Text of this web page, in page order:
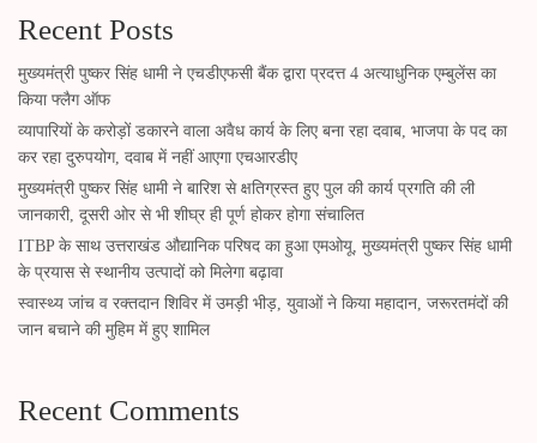
Recent Posts
मुख्यमंत्री पुष्कर सिंह धामी ने एचडीएफसी बैंक द्वारा प्रदत्त 4 अत्याधुनिक एम्बुलेंस का
किया फ्लैग ऑफ
व्यापारियों के करोड़ों डकारने वाला अवैध कार्य के लिए बना रहा दवाब, भाजपा के पद का
कर रहा दुरुपयोग, दवाब में नहीं आएगा एचआरडीए
मुख्यमंत्री पुष्कर सिंह धामी ने बारिश से क्षतिग्रस्त हुए पुल की कार्य प्रगति की ली
जानकारी, दूसरी ओर से भी शीघ्र ही पूर्ण होकर होगा संचालित
ITBP के साथ उत्तराखंड औद्यानिक परिषद का हुआ एमओयू, मुख्यमंत्री पुष्कर सिंह धामी
के प्रयास से स्थानीय उत्पादों को मिलेगा बढ़ावा
स्वास्थ्य जांच व रक्तदान शिविर में उमड़ी भीड़, युवाओं ने किया महादान, जरूरतमंदों की
जान बचाने की मुहिम में हुए शामिल
Recent Comments